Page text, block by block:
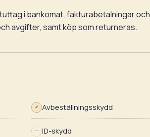
i bankomat, fakturabetalningar och
avgifter, samt köp som returneras.
Avbeställningsskydd
ID-skydd